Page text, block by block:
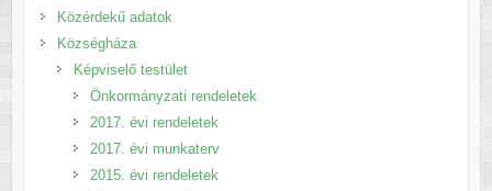
Közérdekű adatok
Községháza
Képviselő testület
Önkormányzati rendeletek
2017. évi rendeletek
2017. évi munkaterv
2015. évi rendeletek